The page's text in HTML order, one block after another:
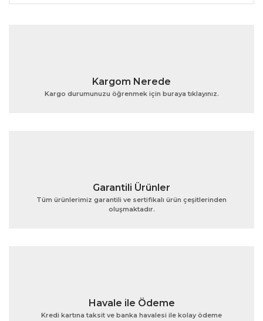
Bu ürünün fiyat bilgisi, resim, ürün açıklamalarında ve
Ürün açıklamasında eksik bilgiler bulunuyor.
Gönder
Kargom Nerede
Kargo durumunuzu öğrenmek için buraya tıklayınız.
Garantili Ürünler
Tüm ürünlerimiz garantili ve sertifikalı ürün çeşitlerinden
oluşmaktadır.
Havale ile Ödeme
Kredi kartına taksit ve banka havalesi ile kolay ödeme